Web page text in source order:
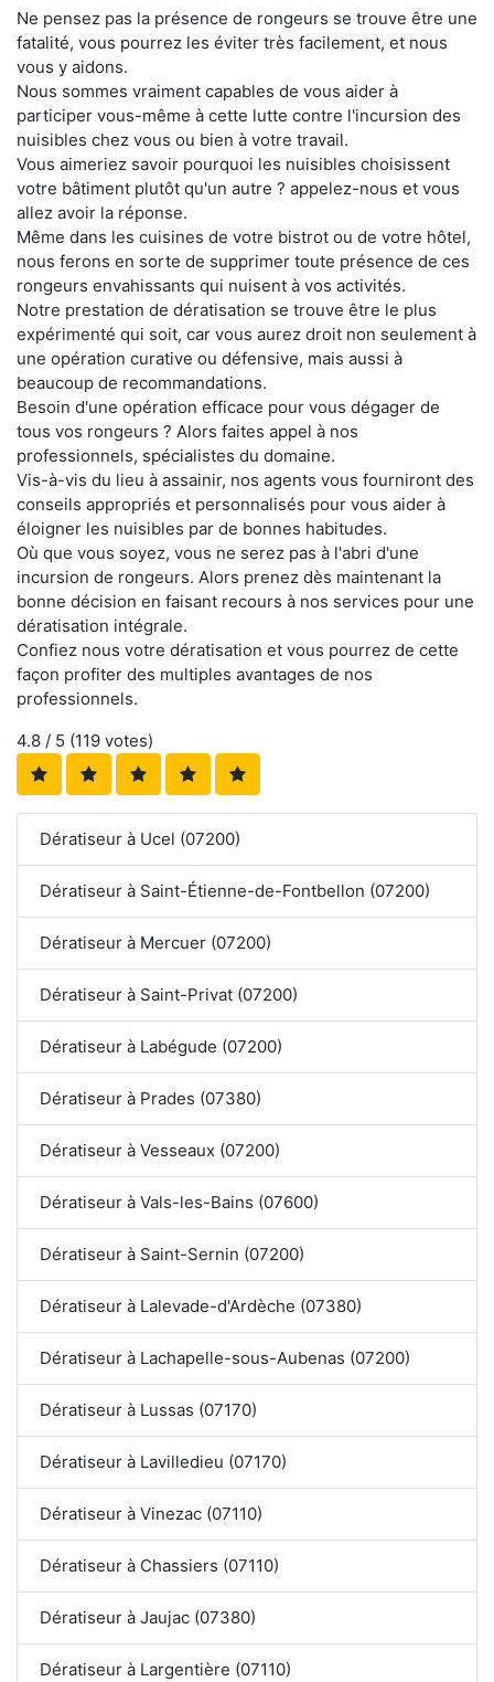
Ne pensez pas la présence de rongeurs se trouve être une
fatalité, vous pourrez les éviter très facilement, et nous
vous y aidons.
Nous sommes vraiment capables de vous aider à
participer vous-même à cette lutte contre l'incursion des
nuisibles chez vous ou bien à votre travail.
Vous aimeriez savoir pourquoi les nuisibles choisissent
votre bâtiment plutôt qu'un autre ? appelez-nous et vous
allez avoir la réponse.
Même dans les cuisines de votre bistrot ou de votre hôtel,
nous ferons en sorte de supprimer toute présence de ces
rongeurs envahissants qui nuisent à vos activités.
Notre prestation de dératisation se trouve être le plus
expérimenté qui soit, car vous aurez droit non seulement à
une opération curative ou défensive, mais aussi à
beaucoup de recommandations.
Besoin d'une opération efficace pour vous dégager de
tous vos rongeurs ? Alors faites appel à nos
professionnels, spécialistes du domaine.
Vis-à-vis du lieu à assainir, nos agents vous fourniront des
conseils appropriés et personnalisés pour vous aider à
éloigner les nuisibles par de bonnes habitudes.
Où que vous soyez, vous ne serez pas à l'abri d'une
incursion de rongeurs. Alors prenez dès maintenant la
bonne décision en faisant recours à nos services pour une
dératisation intégrale.
Confiez nous votre dératisation et vous pourrez de cette
façon profiter des multiples avantages de nos
professionnels.
4.8 / 5 (119 votes)
Dératiseur à Ucel (07200)
Dératiseur à Saint-Étienne-de-Fontbellon (07200)
Dératiseur à Mercuer (07200)
Dératiseur à Saint-Privat (07200)
Dératiseur à Labégude (07200)
Dératiseur à Prades (07380)
Dératiseur à Vesseaux (07200)
Dératiseur à Vals-les-Bains (07600)
Dératiseur à Saint-Sernin (07200)
Dératiseur à Lalevade-d'Ardèche (07380)
Dératiseur à Lachapelle-sous-Aubenas (07200)
Dératiseur à Lussas (07170)
Dératiseur à Lavilledieu (07170)
Dératiseur à Vinezac (07110)
Dératiseur à Chassiers (07110)
Dératiseur à Jaujac (07380)
Dératiseur à Largentière (07110)